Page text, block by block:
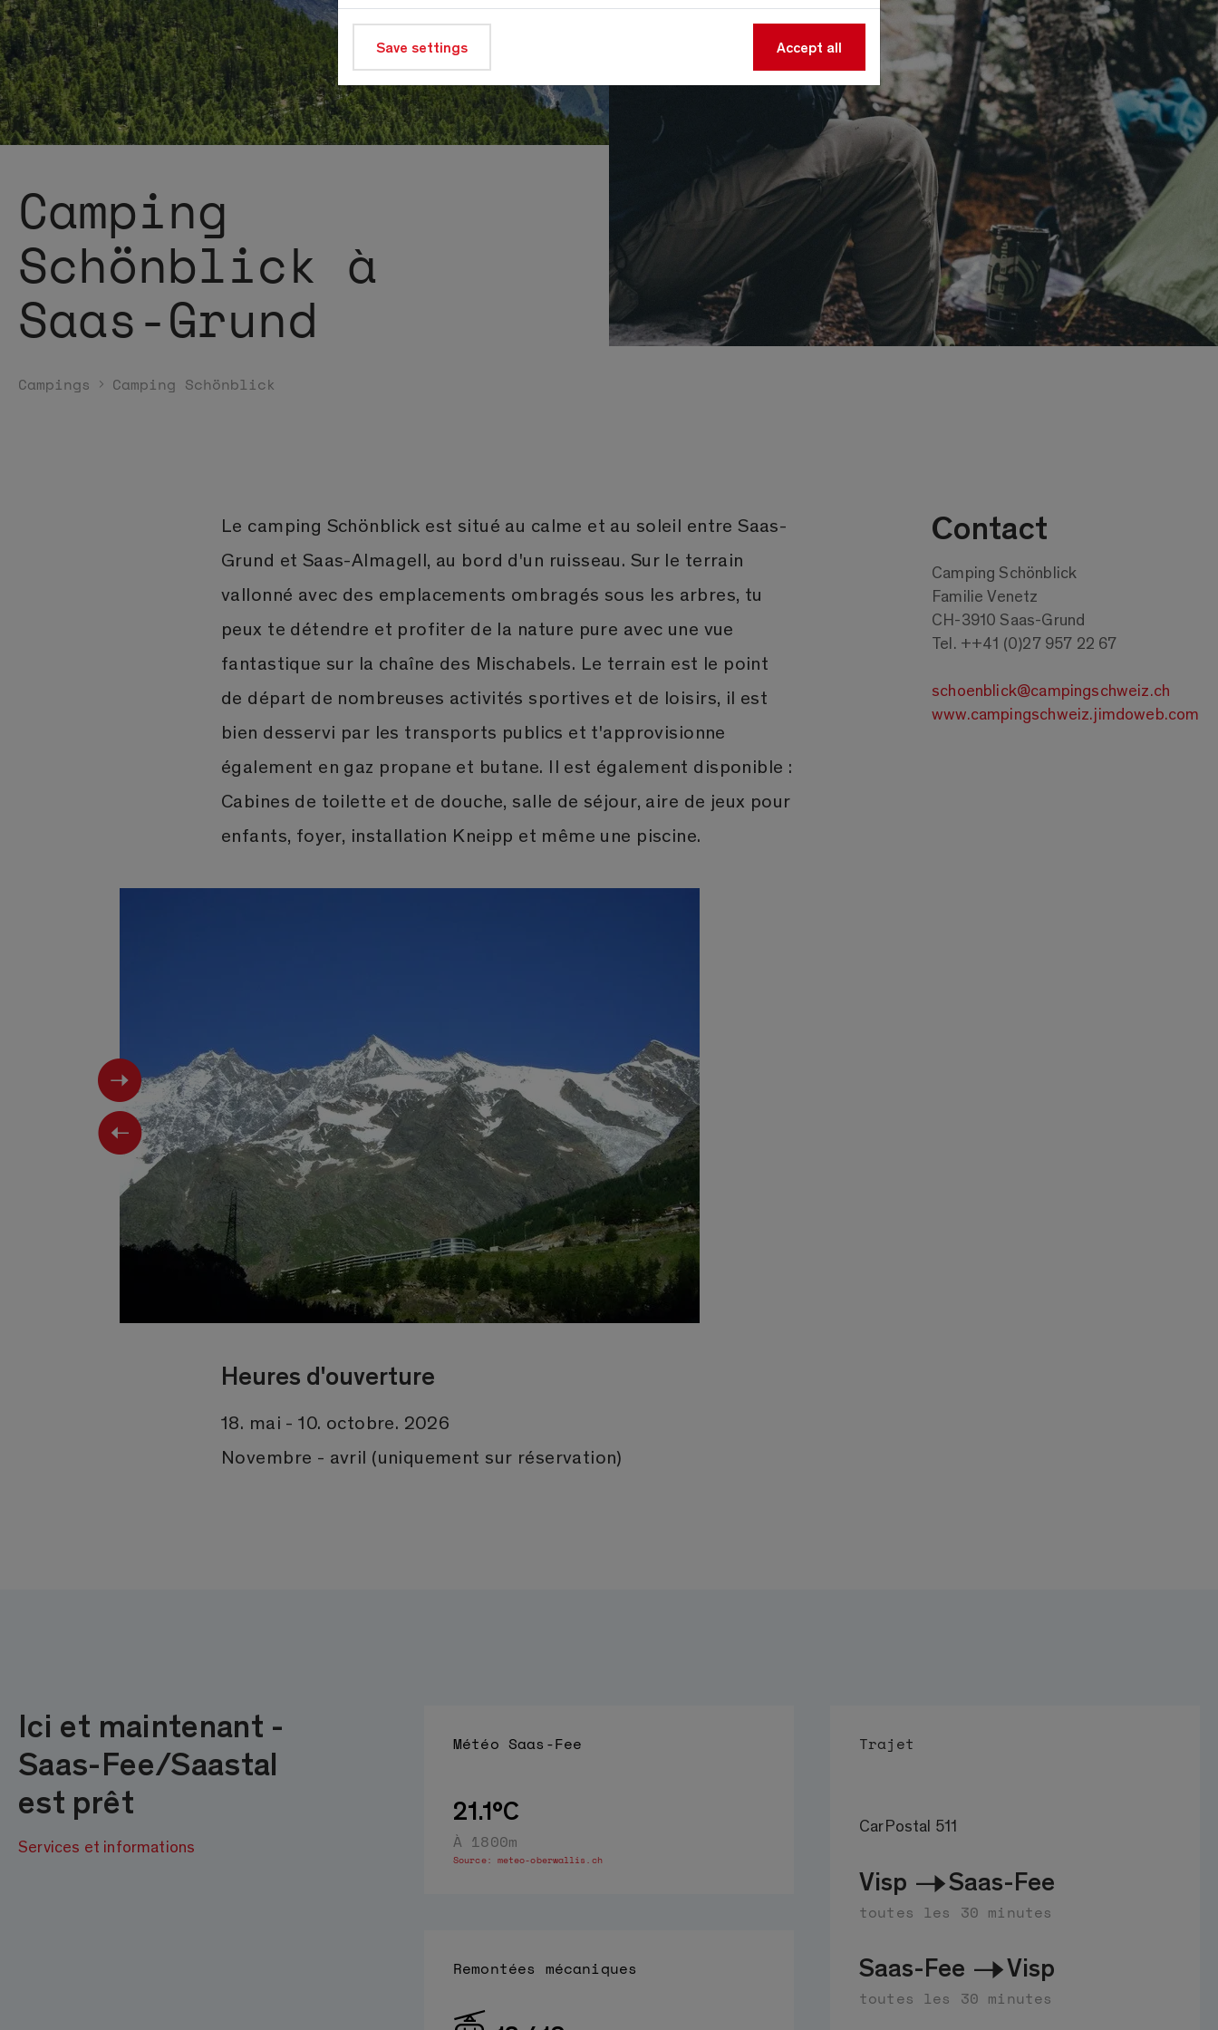
Camping
Schönblick à
Saas-Grund
Campings Camping Schönblick
Le camping Schönblick est situé au calme et au soleil entre Saas-
Grund et Saas-Almagell, au bord d'un ruisseau. Sur le terrain
vallonné avec des emplacements ombragés sous les arbres, tu
peux te détendre et profiter de la nature pure avec une vue
fantastique sur la chaîne des Mischabels. Le terrain est le point
de départ de nombreuses activités sportives et de loisirs, il est
bien desservi par les transports publics et t'approvisionne
également en gaz propane et butane. Il est également disponible :
Cabines de toilette et de douche, salle de séjour, aire de jeux pour
enfants, foyer, installation Kneipp et même une piscine.
Previous
Next
Heures d'ouverture
18. mai - 10. octobre. 2026
Novembre - avril (uniquement sur réservation)
Contact
Camping Schönblick
Familie Venetz
CH-3910 Saas-Grund
Tel. ++41 (0)27 957 22 67
schoenblick@campingschweiz.ch
www.campingschweiz.jimdoweb.com
Ici et maintenant -
Saas-Fee/Saastal
est prêt
Services et informations
Météo Saas-Fee
21.1°C
À 1800m
Source: meteo-oberwallis.ch
Trajet
CarPostal 511
Visp Saas-Fee
toutes les 30 minutes
Saas-Fee Visp
toutes les 30 minutes
Remontées mécaniques
Save settings Accept all